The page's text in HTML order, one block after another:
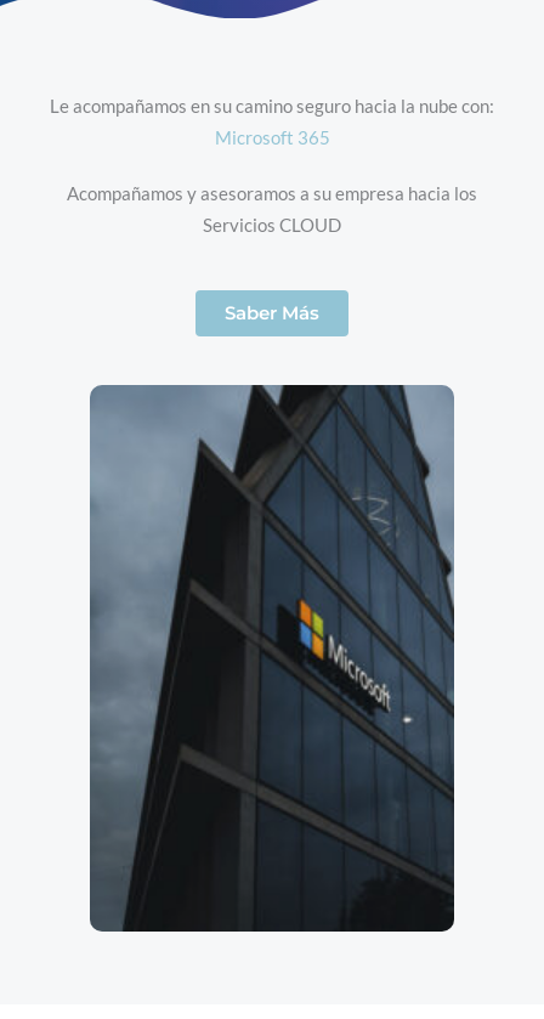
Le acompañamos en su camino seguro hacia la nube con:
Microsoft 365
Acompañamos y asesoramos a su empresa hacia los
Servicios CLOUD
Saber Más